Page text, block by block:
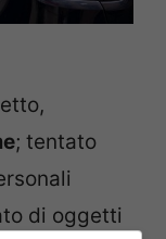
; tentato
di oggetti